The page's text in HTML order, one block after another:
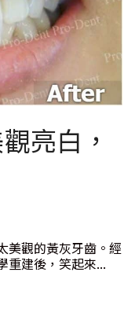
亮白，
美觀的黃灰牙齒。經
重建後，笑起來...